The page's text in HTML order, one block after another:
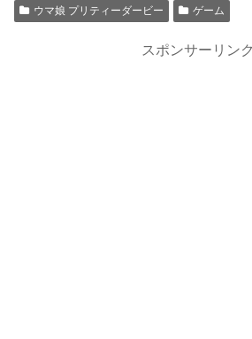
ウマ娘 プリティーダービー ゲーム
スポンサーリンク